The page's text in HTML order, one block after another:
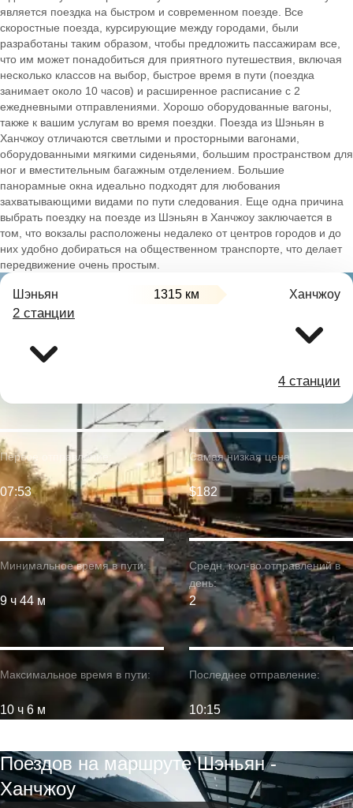
является поездка на быстром и современном поезде. Все
скоростные поезда, курсирующие между городами, были
разработаны таким образом, чтобы предложить пассажирам все,
что им может понадобиться для приятного путешествия, включая
несколько классов на выбор, быстрое время в пути (поездка
занимает около 10 часов) и расширенное расписание с 2
ежедневными отправлениями. Хорошо оборудованные вагоны,
также к вашим услугам во время поездки. Поезда из Шэньян в
Ханчжоу отличаются светлыми и просторными вагонами,
оборудованными мягкими сиденьями, большим пространством для
ног и вместительным багажным отделением. Большие
панорамные окна идеально подходят для любования
захватывающими видами по пути следования. Еще одна причина
выбрать поездку на поезде из Шэньян в Ханчжоу заключается в
том, что вокзалы расположены недалеко от центров городов и до
них удобно добираться на общественном транспорте, что делает
передвижение очень простым.
Шэньян 1315 км Ханчжоу
2 станции
4 станции
Минимальное время в пути:
9 ч 44 м
Первое отправление:
07:53
Максимальное время в пути:
10 ч 6 м
Самая низкая цена:
$182
Средн. кол-во отправлений в
день:
2
Последнее отправление:
10:15
Поездов на маршруте Шэньян -
Ханчжоу